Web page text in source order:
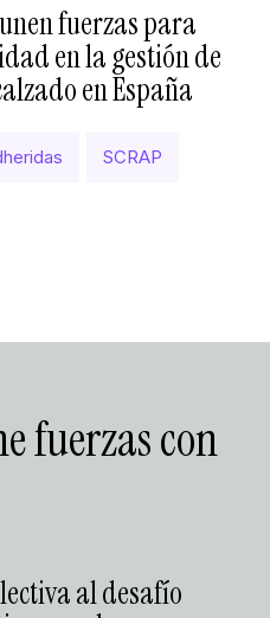
fuerzas para
en la gestión de
en España
SCRAP
fuerzas con
al desafío